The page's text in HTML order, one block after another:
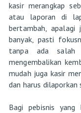
kasir merangkap
atau laporan di
bertambah, apalagi
banyak, pasti
tanpa ada salah
mengembalikan
mudah juga kasir
dan harus dilaporkan
Bagi pebisnis